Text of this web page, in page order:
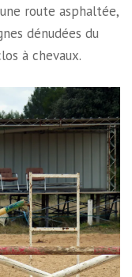
route asphaltée,
dénudées du
à chevaux.